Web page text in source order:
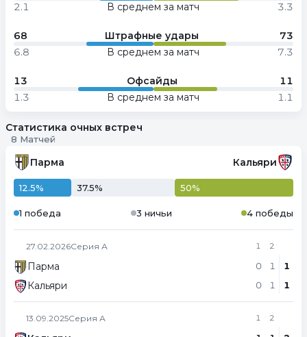
2.1
В среднем за матч 3.3
68 Штрафные удары
73
6.8
В среднем за матч 7.3
13 Офсайды
11
1.3
В среднем за матч 1.1
Статистика очных встреч
8 Матчей
Парма Кальяри
12.5% 37.5% 50%
1 победа 3 ничьи 4 победы
27.02.2026Серия А
Парма
Кальяри
1
0
0
2
1
1
1
1
13.09.2025Серия А 1 2